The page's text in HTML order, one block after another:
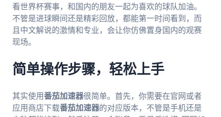
看世界杯赛事，和国内的朋友一起为喜欢的球队加油。
不管是进球瞬间还是精彩回放，都能第一时间看到，而
且中文解说的激情和专业，会让你仿佛置身国内的观赛
现场。
简单操作步骤，轻松上手
其实使用番茄加速器很简单。首先，你需要在官网或者
应用商店下载番茄加速器的对应版本，不管是手机还是